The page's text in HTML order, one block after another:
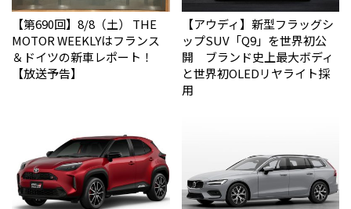
【第690回】8/8（土） THE
MOTOR WEEKLYはフランス
＆ドイツの新車レポート！
【放送予告】
【アウディ】新型フラッグシ
ップSUV「Q9」を世界初公
開 ブランド史上最大ボディ
と世界初OLEDリヤライト採
用